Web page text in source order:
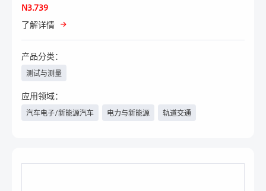
N3.739
了解详情
产品分类：
测试与测量
应用领域：
汽车电子/新能源汽车 电力与新能源 轨道交通